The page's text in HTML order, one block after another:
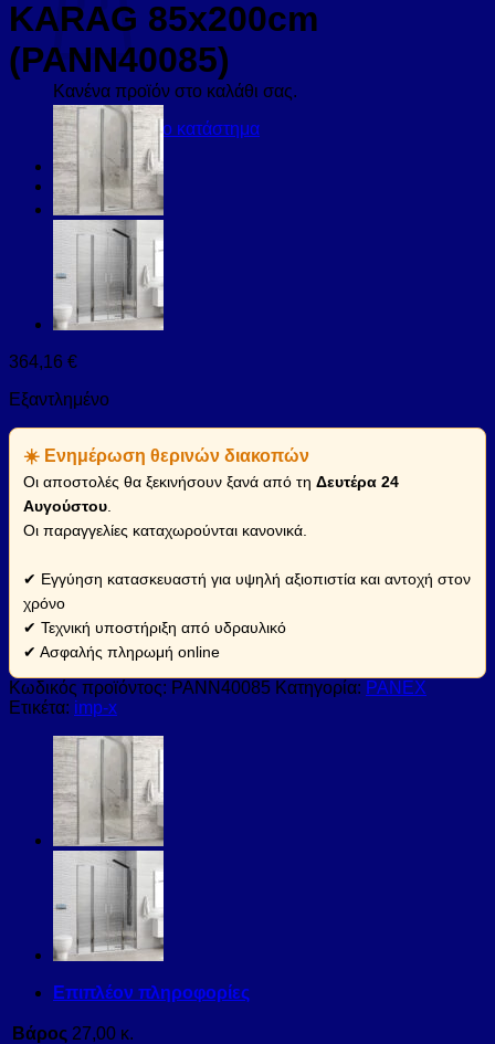
Κανένα προϊόν στο καλάθι σας.
Επιστροφή στο κατάστημα
KARAG 85x200cm
(PANN40085)
364,16 €
Εξαντλημένο
☀️ Ενημέρωση θερινών διακοπών
Οι αποστολές θα ξεκινήσουν ξανά από τη Δευτέρα 24
Αυγούστου
Οι παραγγελίες καταχωρούνται κανονικά.
✔ Εγγύηση κατασκευαστή για υψηλή αξιοπιστία και αντοχή στον
χρόνο
✔ Τεχνική υποστήριξη από υδραυλικό
✔ Ασφαλής πληρωμή online
Κωδικός προϊόντος: PANN40085 Κατηγορία: PANEX
Ετικέτα: imp-x
Επιπλέον πληροφορίες
Βάρος 27,00 κ.